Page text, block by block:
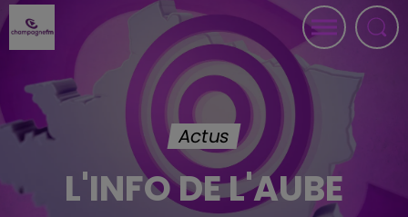
Actus
L'INFO DE L'AUBE